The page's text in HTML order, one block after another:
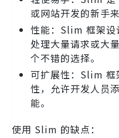
或网站开发的新手
性能：Slim 框架设
处理大量请求或大
个不错的选择。
可扩展性：Slim 框
性，允许开发人员
能。
使用 Slim 的缺点：